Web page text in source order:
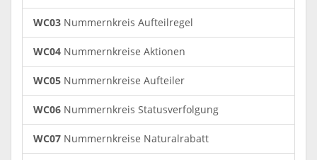
WC03 Nummernkreis Aufteilregel
WC04 Nummernkreise Aktionen
WC05 Nummernkreise Aufteiler
WC06 Nummernkreis Statusverfolgung
WC07 Nummernkreise Naturalrabatt